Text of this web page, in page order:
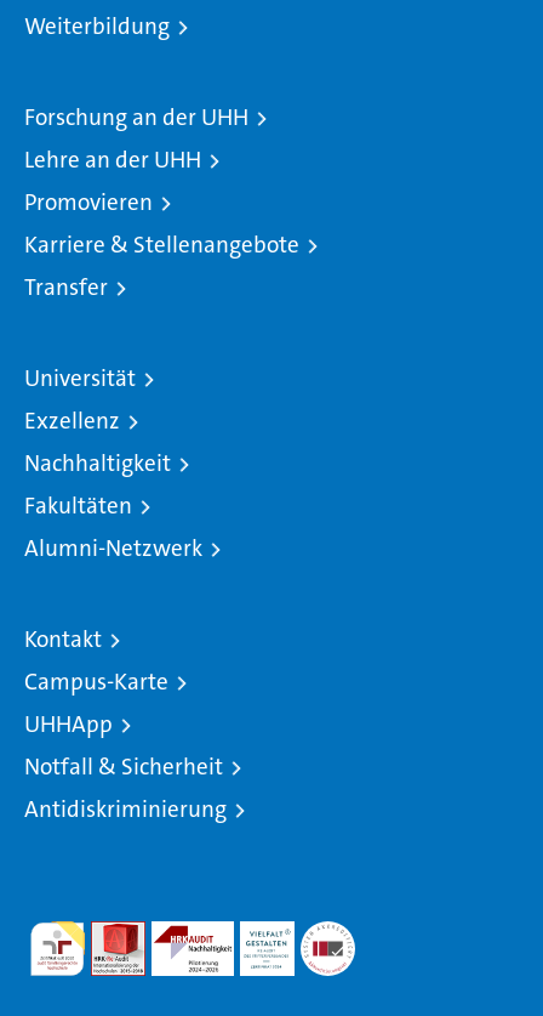
Weiterbildung
Forschung an der UHH
Lehre an der UHH
Promovieren
Karriere & Stellenangebote
Transfer
Universität
Exzellenz
Nachhaltigkeit
Fakultäten
Alumni-Netzwerk
Kontakt
Campus-Karte
UHHApp
Notfall & Sicherheit
Antidiskriminierung